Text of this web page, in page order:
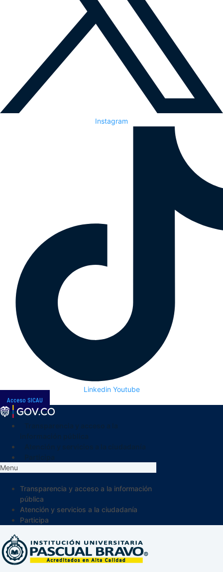
Instagram
Linkedin Youtube
Acceso SICAU
Menu
Transparencia y acceso a la información
pública
Atención y servicios a la ciudadanía
Participa